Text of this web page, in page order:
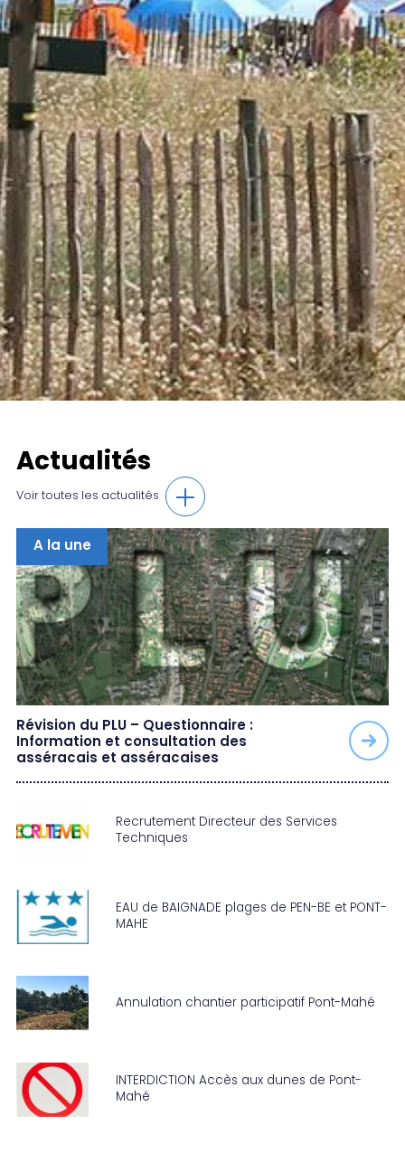
Actualités
Voir toutes les actualités
A la une
Révision du PLU – Questionnaire :
Information et consultation des
asséracais et asséracaises
Recrutement Directeur des Services
Techniques
EAU de BAIGNADE plages de PEN-BE et PONT-
MAHE
Annulation chantier participatif Pont-Mahé
INTERDICTION Accès aux dunes de Pont-
Mahé